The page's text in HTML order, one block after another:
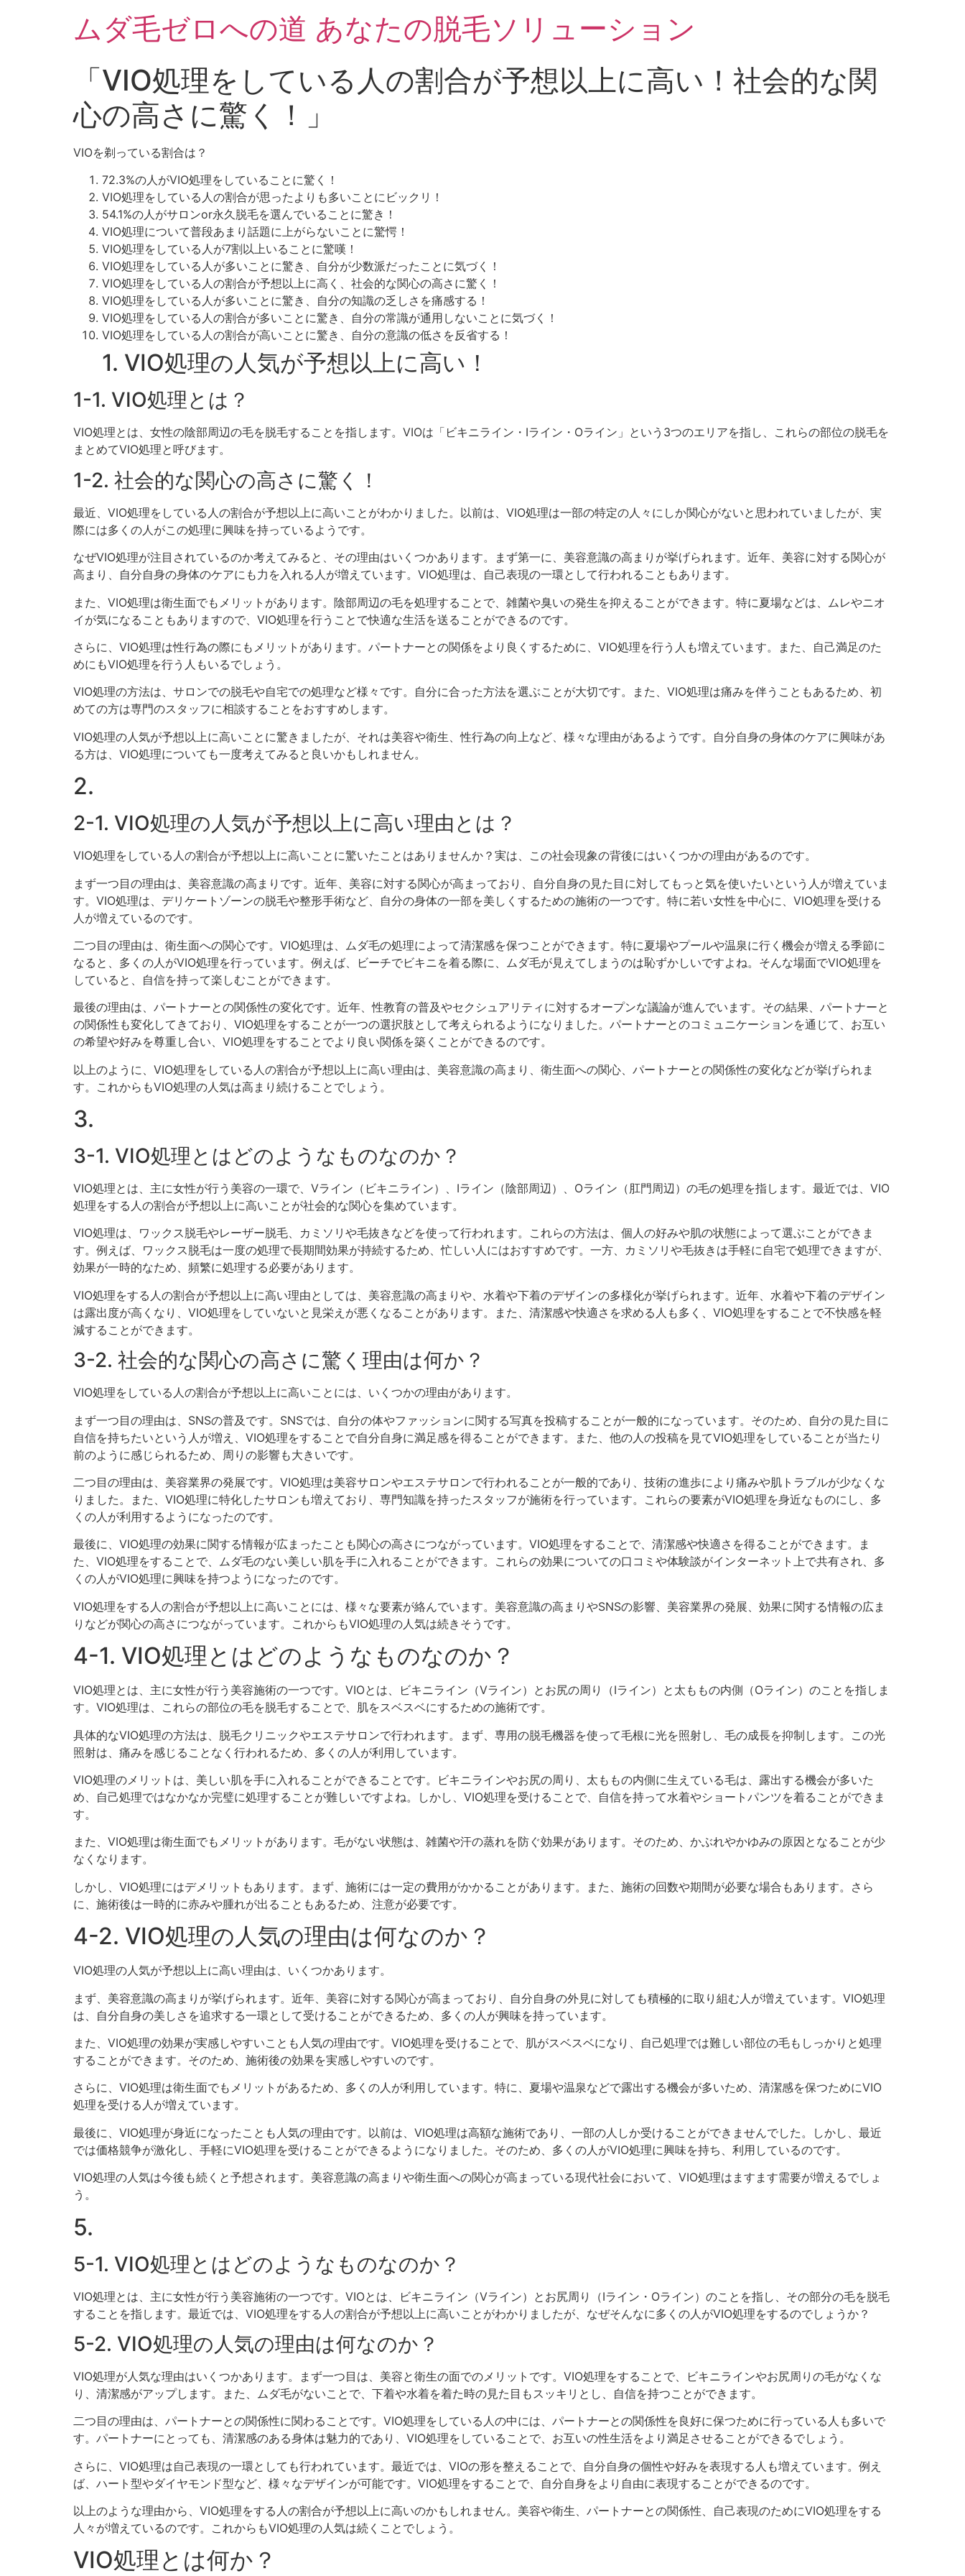
ムダ毛ゼロへの道 あなたの脱毛ソリューション
「VIO処理をしている人の割合が予想以上に高い！社会的な関
心の高さに驚く！」
VIOを剃っている割合は？
72.3%の人がVIO処理をしていることに驚く！
VIO処理をしている人の割合が思ったよりも多いことにビックリ！
54.1%の人がサロンor永久脱毛を選んでいることに驚き！
VIO処理について普段あまり話題に上がらないことに驚愕！
VIO処理をしている人が7割以上いることに驚嘆！
VIO処理をしている人が多いことに驚き、自分が少数派だったことに気づく！
VIO処理をしている人の割合が予想以上に高く、社会的な関心の高さに驚く！
VIO処理をしている人が多いことに驚き、自分の知識の乏しさを痛感する！
VIO処理をしている人の割合が多いことに驚き、自分の常識が通用しないことに気づく！
VIO処理をしている人の割合が高いことに驚き、自分の意識の低さを反省する！
1. VIO処理の人気が予想以上に高い！
1-1. VIO処理とは？
VIO処理とは、女性の陰部周辺の毛を脱毛することを指します。VIOは「ビキニライン・Iライン・Oライン」という3つのエリアを指し、これらの部位の脱毛を
まとめてVIO処理と呼びます。
1-2. 社会的な関心の高さに驚く！
最近、VIO処理をしている人の割合が予想以上に高いことがわかりました。以前は、VIO処理は一部の特定の人々にしか関心がないと思われていましたが、実
際には多くの人がこの処理に興味を持っているようです。
なぜVIO処理が注目されているのか考えてみると、その理由はいくつかあります。まず第一に、美容意識の高まりが挙げられます。近年、美容に対する関心が
高まり、自分自身の身体のケアにも力を入れる人が増えています。VIO処理は、自己表現の一環として行われることもあります。
また、VIO処理は衛生面でもメリットがあります。陰部周辺の毛を処理することで、雑菌や臭いの発生を抑えることができます。特に夏場などは、ムレやニオ
イが気になることもありますので、VIO処理を行うことで快適な生活を送ることができるのです。
さらに、VIO処理は性行為の際にもメリットがあります。パートナーとの関係をより良くするために、VIO処理を行う人も増えています。また、自己満足のた
めにもVIO処理を行う人もいるでしょう。
VIO処理の方法は、サロンでの脱毛や自宅での処理など様々です。自分に合った方法を選ぶことが大切です。また、VIO処理は痛みを伴うこともあるため、初
めての方は専門のスタッフに相談することをおすすめします。
VIO処理の人気が予想以上に高いことに驚きましたが、それは美容や衛生、性行為の向上など、様々な理由があるようです。自分自身の身体のケアに興味があ
る方は、VIO処理についても一度考えてみると良いかもしれません。
2.
2-1. VIO処理の人気が予想以上に高い理由とは？
VIO処理をしている人の割合が予想以上に高いことに驚いたことはありませんか？実は、この社会現象の背後にはいくつかの理由があるのです。
まず一つ目の理由は、美容意識の高まりです。近年、美容に対する関心が高まっており、自分自身の見た目に対してもっと気を使いたいという人が増えていま
す。VIO処理は、デリケートゾーンの脱毛や整形手術など、自分の身体の一部を美しくするための施術の一つです。特に若い女性を中心に、VIO処理を受ける
人が増えているのです。
二つ目の理由は、衛生面への関心です。VIO処理は、ムダ毛の処理によって清潔感を保つことができます。特に夏場やプールや温泉に行く機会が増える季節に
なると、多くの人がVIO処理を行っています。例えば、ビーチでビキニを着る際に、ムダ毛が見えてしまうのは恥ずかしいですよね。そんな場面でVIO処理を
していると、自信を持って楽しむことができます。
最後の理由は、パートナーとの関係性の変化です。近年、性教育の普及やセクシュアリティに対するオープンな議論が進んでいます。その結果、パートナーと
の関係性も変化してきており、VIO処理をすることが一つの選択肢として考えられるようになりました。パートナーとのコミュニケーションを通じて、お互い
の希望や好みを尊重し合い、VIO処理をすることでより良い関係を築くことができるのです。
以上のように、VIO処理をしている人の割合が予想以上に高い理由は、美容意識の高まり、衛生面への関心、パートナーとの関係性の変化などが挙げられま
す。これからもVIO処理の人気は高まり続けることでしょう。
3.
3-1. VIO処理とはどのようなものなのか？
VIO処理とは、主に女性が行う美容の一環で、Vライン（ビキニライン）、Iライン（陰部周辺）、Oライン（肛門周辺）の毛の処理を指します。最近では、VIO
処理をする人の割合が予想以上に高いことが社会的な関心を集めています。
VIO処理は、ワックス脱毛やレーザー脱毛、カミソリや毛抜きなどを使って行われます。これらの方法は、個人の好みや肌の状態によって選ぶことができま
す。例えば、ワックス脱毛は一度の処理で長期間効果が持続するため、忙しい人にはおすすめです。一方、カミソリや毛抜きは手軽に自宅で処理できますが、
効果が一時的なため、頻繁に処理する必要があります。
VIO処理をする人の割合が予想以上に高い理由としては、美容意識の高まりや、水着や下着のデザインの多様化が挙げられます。近年、水着や下着のデザイン
は露出度が高くなり、VIO処理をしていないと見栄えが悪くなることがあります。また、清潔感や快適さを求める人も多く、VIO処理をすることで不快感を軽
減することができます。
3-2. 社会的な関心の高さに驚く理由は何か？
VIO処理をしている人の割合が予想以上に高いことには、いくつかの理由があります。
まず一つ目の理由は、SNSの普及です。SNSでは、自分の体やファッションに関する写真を投稿することが一般的になっています。そのため、自分の見た目に
自信を持ちたいという人が増え、VIO処理をすることで自分自身に満足感を得ることができます。また、他の人の投稿を見てVIO処理をしていることが当たり
前のように感じられるため、周りの影響も大きいです。
二つ目の理由は、美容業界の発展です。VIO処理は美容サロンやエステサロンで行われることが一般的であり、技術の進歩により痛みや肌トラブルが少なくな
りました。また、VIO処理に特化したサロンも増えており、専門知識を持ったスタッフが施術を行っています。これらの要素がVIO処理を身近なものにし、多
くの人が利用するようになったのです。
最後に、VIO処理の効果に関する情報が広まったことも関心の高さにつながっています。VIO処理をすることで、清潔感や快適さを得ることができます。ま
た、VIO処理をすることで、ムダ毛のない美しい肌を手に入れることができます。これらの効果についての口コミや体験談がインターネット上で共有され、多
くの人がVIO処理に興味を持つようになったのです。
VIO処理をする人の割合が予想以上に高いことには、様々な要素が絡んでいます。美容意識の高まりやSNSの影響、美容業界の発展、効果に関する情報の広ま
りなどが関心の高さにつながっています。これからもVIO処理の人気は続きそうです。
4-1. VIO処理とはどのようなものなのか？
VIO処理とは、主に女性が行う美容施術の一つです。VIOとは、ビキニライン（Vライン）とお尻の周り（Iライン）と太ももの内側（Oライン）のことを指しま
す。VIO処理は、これらの部位の毛を脱毛することで、肌をスベスベにするための施術です。
具体的なVIO処理の方法は、脱毛クリニックやエステサロンで行われます。まず、専用の脱毛機器を使って毛根に光を照射し、毛の成長を抑制します。この光
照射は、痛みを感じることなく行われるため、多くの人が利用しています。
VIO処理のメリットは、美しい肌を手に入れることができることです。ビキニラインやお尻の周り、太ももの内側に生えている毛は、露出する機会が多いた
め、自己処理ではなかなか完璧に処理することが難しいですよね。しかし、VIO処理を受けることで、自信を持って水着やショートパンツを着ることができま
す。
また、VIO処理は衛生面でもメリットがあります。毛がない状態は、雑菌や汗の蒸れを防ぐ効果があります。そのため、かぶれやかゆみの原因となることが少
なくなります。
しかし、VIO処理にはデメリットもあります。まず、施術には一定の費用がかかることがあります。また、施術の回数や期間が必要な場合もあります。さら
に、施術後は一時的に赤みや腫れが出ることもあるため、注意が必要です。
4-2. VIO処理の人気の理由は何なのか？
VIO処理の人気が予想以上に高い理由は、いくつかあります。
まず、美容意識の高まりが挙げられます。近年、美容に対する関心が高まっており、自分自身の外見に対しても積極的に取り組む人が増えています。VIO処理
は、自分自身の美しさを追求する一環として受けることができるため、多くの人が興味を持っています。
また、VIO処理の効果が実感しやすいことも人気の理由です。VIO処理を受けることで、肌がスベスベになり、自己処理では難しい部位の毛もしっかりと処理
することができます。そのため、施術後の効果を実感しやすいのです。
さらに、VIO処理は衛生面でもメリットがあるため、多くの人が利用しています。特に、夏場や温泉などで露出する機会が多いため、清潔感を保つためにVIO
処理を受ける人が増えています。
最後に、VIO処理が身近になったことも人気の理由です。以前は、VIO処理は高額な施術であり、一部の人しか受けることができませんでした。しかし、最近
では価格競争が激化し、手軽にVIO処理を受けることができるようになりました。そのため、多くの人がVIO処理に興味を持ち、利用しているのです。
VIO処理の人気は今後も続くと予想されます。美容意識の高まりや衛生面への関心が高まっている現代社会において、VIO処理はますます需要が増えるでしょ
う。
5.
5-1. VIO処理とはどのようなものなのか？
VIO処理とは、主に女性が行う美容施術の一つです。VIOとは、ビキニライン（Vライン）とお尻周り（Iライン・Oライン）のことを指し、その部分の毛を脱毛
することを指します。最近では、VIO処理をする人の割合が予想以上に高いことがわかりましたが、なぜそんなに多くの人がVIO処理をするのでしょうか？
5-2. VIO処理の人気の理由は何なのか？
VIO処理が人気な理由はいくつかあります。まず一つ目は、美容と衛生の面でのメリットです。VIO処理をすることで、ビキニラインやお尻周りの毛がなくな
り、清潔感がアップします。また、ムダ毛がないことで、下着や水着を着た時の見た目もスッキリとし、自信を持つことができます。
二つ目の理由は、パートナーとの関係性に関わることです。VIO処理をしている人の中には、パートナーとの関係性を良好に保つために行っている人も多いで
す。パートナーにとっても、清潔感のある身体は魅力的であり、VIO処理をしていることで、お互いの性生活をより満足させることができるでしょう。
さらに、VIO処理は自己表現の一環としても行われています。最近では、VIOの形を整えることで、自分自身の個性や好みを表現する人も増えています。例え
ば、ハート型やダイヤモンド型など、様々なデザインが可能です。VIO処理をすることで、自分自身をより自由に表現することができるのです。
以上のような理由から、VIO処理をする人の割合が予想以上に高いのかもしれません。美容や衛生、パートナーとの関係性、自己表現のためにVIO処理をする
人々が増えているのです。これからもVIO処理の人気は続くことでしょう。
VIO処理とは何か？